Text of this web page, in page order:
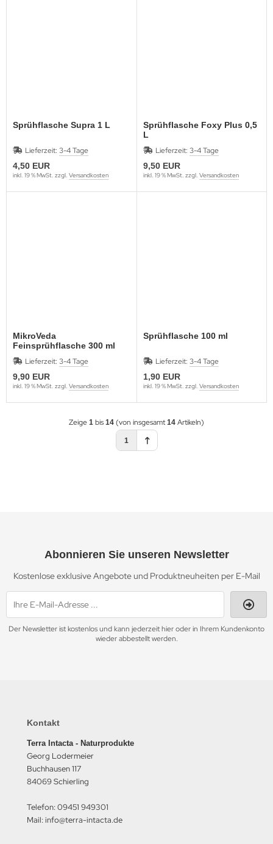
Sprühflasche Supra 1 L
Lieferzeit: 3-4 Tage
4,50 EUR
inkl. 19 % MwSt. zzgl. Versandkosten
Sprühflasche Foxy Plus 0,5
L
Lieferzeit: 3-4 Tage
9,50 EUR
inkl. 19 % MwSt. zzgl. Versandkosten
MikroVeda
Feinsprühflasche 300 ml
Lieferzeit: 3-4 Tage
9,90 EUR
inkl. 19 % MwSt. zzgl. Versandkosten
Sprühflasche 100 ml
Lieferzeit: 3-4 Tage
1,90 EUR
inkl. 19 % MwSt. zzgl. Versandkosten
Zeige 1 bis 14 (von insgesamt14 Artikeln)
1
Abonnieren Sie unseren Newsletter
Kostenlose exklusive Angebote und Produktneuheiten per E-Mail
Der Newsletter ist kostenlos und kann jederzeit hier oder in Ihrem Kundenkonto
wieder abbestellt werden.
Kontakt
Terra Intacta - Naturprodukte
Georg Lodermeier
Buchhausen 117
84069 Schierling
Telefon: 09451 949301
Mail: info@terra-intacta.de